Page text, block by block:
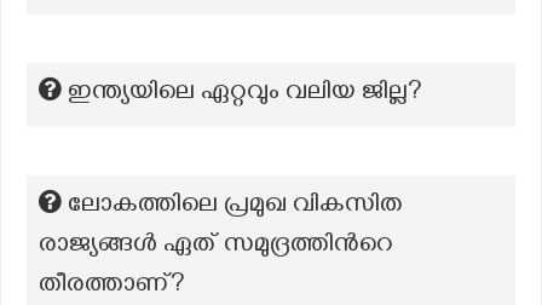
ഇന്ത്യയിലെ ഏറ്റവും വലിയ ജില്ല?
ലോകത്തിലെ പ്രമുഖ വികസിത
രാജ്യങ്ങൾ ഏത് സമുദ്രത്തിൻറെ
തീരത്താണ്?